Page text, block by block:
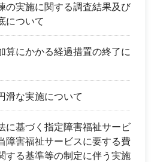
の実施に関する調査結果及び
について
算にかかる経過措置の終了に
滑な実施について
に基づく指定障害福祉サービ
障害福祉サービスに要する費
する基準等の制定に伴う実施